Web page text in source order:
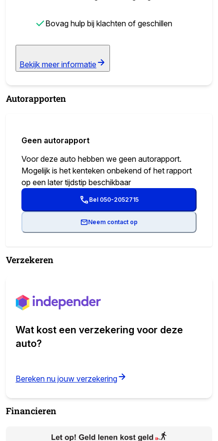
✓Bovag hulp bij klachten of geschillen
Bekijk meer informatie
Autorapporten
Geen autorapport
Voor deze auto hebben we geen autorapport.
Mogelijk is het kenteken onbekend of het rapport
op een later tijdstip beschikbaar
Bel 050-2052715
Neem contact op
Verzekeren
Wat kost een verzekering voor deze
auto?
Bereken nu jouw verzekering
Financieren